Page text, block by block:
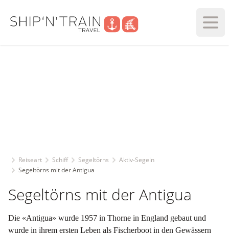
Reiseart Schiff Segeltörns
Aktiv-Segeln
Segeltörns mit der Antigua
Segeltörns mit der Antigua
Die «Antigua» wurde 1957 in Thorne in England gebaut und
wurde in ihrem ersten Leben als Fischerboot in den Gewässern